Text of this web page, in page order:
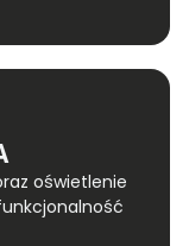
oświetlenie